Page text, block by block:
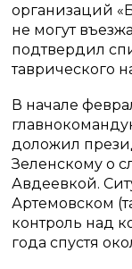
организаций
не могут
подтвердил
таврического
В начале
доложил
Зеленскому о
Авдеевкой.
Артемовском
контроль над
года спустя